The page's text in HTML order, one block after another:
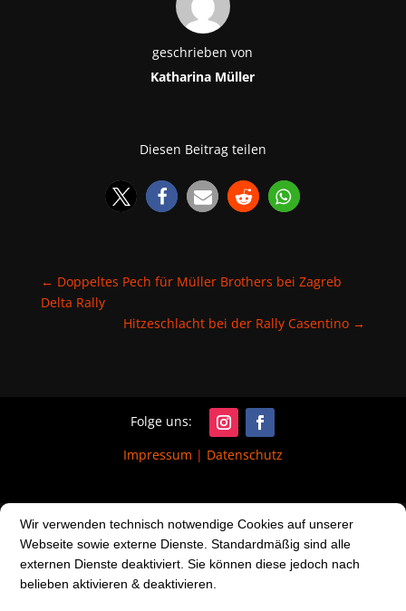
geschrieben von
Katharina Müller
Diesen Beitrag teilen
← Doppeltes Pech für Müller Brothers bei Zagreb
Delta Rally
Hitzeschlacht bei der Rally Casentino →
Impressum | Datenschutz
Wir verwenden technisch notwendige Cookies auf unserer
Webseite sowie externe Dienste. Standardmäßig sind alle
externen Dienste deaktiviert. Sie können diese jedoch nach
belieben aktivieren & deaktivieren.